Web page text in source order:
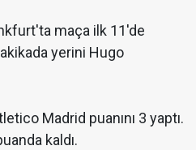
maça ilk 11'de
yerini Hugo
Madrid puanını 3 yaptı.
kaldı.